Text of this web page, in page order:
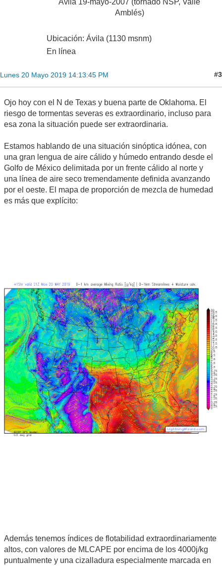
Ávila 19-mayo-2007 (tornado NSP, Valle
Amblés)
Ubicación: Ávila (1130 msnm)
En línea
Lunes 20 Mayo 2019 14:13:45 PM #3
Ojo hoy con el N de Texas y buena parte de Oklahoma. El
riesgo de tormentas severas es extraordinario, incluso para
esa zona la situación puede ser extraordinaria.
Estamos hablando de una situación sinóptica idónea, con
una gran lengua de aire cálido y húmedo entrando desde el
Golfo de México delimitada por un frente cálido al norte y
una línea de aire seco tremendamente definida avanzando
por el oeste. El mapa de proporción de mezcla de humedad
es más que explícito:
Además tenemos índices de flotabilidad extraordinariamente
altos, con valores de MLCAPE por encima de los 4000j/kg
puntualmente y una cizalladura especialmente marcada en